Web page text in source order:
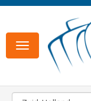
Toggle
navigation